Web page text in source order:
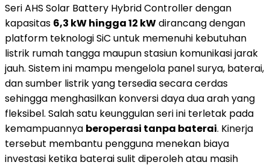
Seri AHS Solar Battery Hybrid Controller dengan
kapasitas 6,3 kW hingga 12 kWdirancang dengan
platform teknologi SiC untuk memenuhi kebutuhan
listrik rumah tangga maupun stasiun komunikasi jarak
jauh. Sistem ini mampu mengelola panel surya, baterai,
dan sumber listrik yang tersedia secara cerdas
sehingga menghasilkan konversi daya dua arah yang
fleksibel. Salah satu keunggulan seri ini terletak pada
kemampuannya beroperasi tanpa baterai. Kinerja
tersebut membantu pengguna menekan biaya
investasi ketika baterai sulit diperoleh atau masih